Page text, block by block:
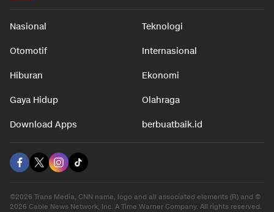
Nasional Teknologi
Otomotif Internasional
Hiburan Ekonomi
Gaya Hidup Olahraga
Download Apps berbuatbaik.id
©2026 Trans Media, CNN name, logo and all associated elements (R) and ©
2026 Cable News Network, Inc. A Time Warner Company. All rights reserved.